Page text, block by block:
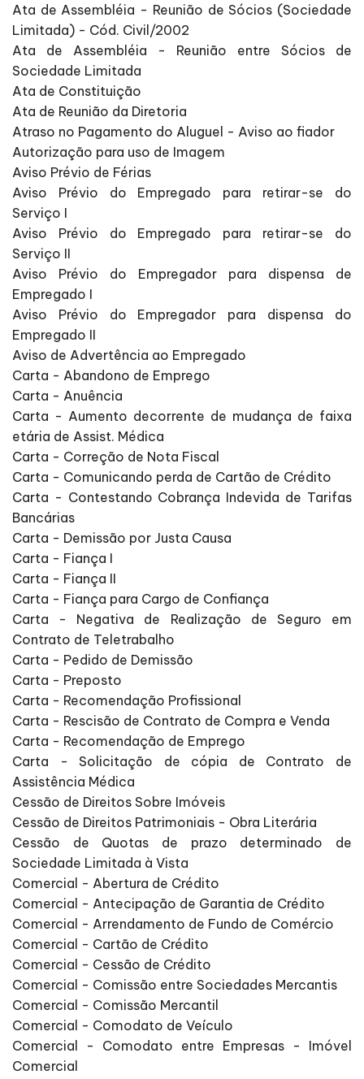
Ata de Assembléia - Reunião de Sócios (Sociedade
Limitada) - Cód. Civil/2002
Ata de Assembléia - Reunião entre Sócios de
Sociedade Limitada
Ata de Constituição
Ata de Reunião da Diretoria
Atraso no Pagamento do Aluguel - Aviso ao fiador
Autorização para uso de Imagem
Aviso Prévio de Férias
Aviso Prévio do Empregado para retirar-se do
Serviço I
Aviso Prévio do Empregado para retirar-se do
Serviço II
Aviso Prévio do Empregador para dispensa de
Empregado I
Aviso Prévio do Empregador para dispensa do
Empregado II
Aviso de Advertência ao Empregado
Carta - Abandono de Emprego
Carta - Anuência
Carta - Aumento decorrente de mudança de faixa
etária de Assist. Médica
Carta - Correção de Nota Fiscal
Carta - Comunicando perda de Cartão de Crédito
Carta - Contestando Cobrança Indevida de Tarifas
Bancárias
Carta - Demissão por Justa Causa
Carta - Fiança I
Carta - Fiança II
Carta - Fiança para Cargo de Confiança
Carta - Negativa de Realização de Seguro em
Contrato de Teletrabalho
Carta - Pedido de Demissão
Carta - Preposto
Carta - Recomendação Profissional
Carta - Rescisão de Contrato de Compra e Venda
Carta - Recomendação de Emprego
Carta - Solicitação de cópia de Contrato de
Assistência Médica
Cessão de Direitos Sobre Imóveis
Cessão de Direitos Patrimoniais - Obra Literária
Cessão de Quotas de prazo determinado de
Sociedade Limitada à Vista
Comercial - Abertura de Crédito
Comercial - Antecipação de Garantia de Crédito
Comercial - Arrendamento de Fundo de Comércio
Comercial - Cartão de Crédito
Comercial - Cessão de Crédito
Comercial - Comissão entre Sociedades Mercantis
Comercial - Comissão Mercantil
Comercial - Comodato de Veículo
Comercial - Comodato entre Empresas - Imóvel
Comercial